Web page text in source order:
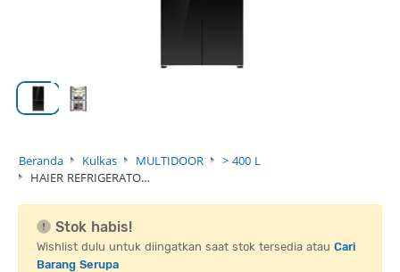
Beranda Kulkas MULTIDOOR
> 400 L
HAIER REFRIGERATO…
Stok habis!
Wishlist dulu untuk diingatkan saat stok tersedia atau Cari
Barang Serupa